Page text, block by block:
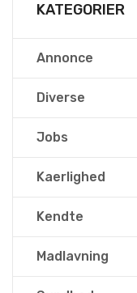
KATEGORIER
Annonce
Diverse
Jobs
Kaerlighed
Kendte
Madlavning